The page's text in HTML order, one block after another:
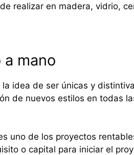
realizar en madera, vidrio,
mano
idea de ser únicas y
de nuevos estilos en todas
uno de los proyectos
o capital para iniciar el